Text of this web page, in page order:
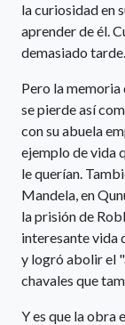
la curiosidad en
aprender de él.
demasiado tarde.
Pero la memoria
se pierde así
con su abuela
ejemplo de vida
le querían.
Mandela, en
la prisión de
interesante vida
y logró abolir el
chavales que
Y es que la obra